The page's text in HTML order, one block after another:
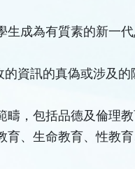
成為有質素的新一
資訊的真偽或涉及的
，包括品德及倫理
、生命教育、性教